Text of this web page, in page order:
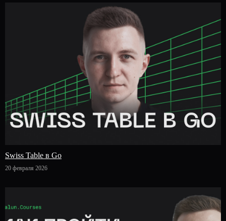
Swiss Table в Go
20 февраля 2026